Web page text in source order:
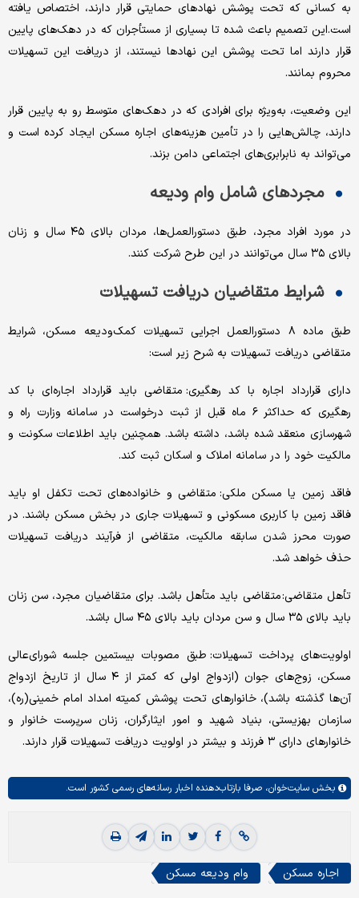
به کسانی که تحت پوشش نهادهای حمایتی قرار دارند، اختصاص یافته
است.این تصمیم باعث شده تا بسیاری از مستأجران که در دهک‌های پایین
قرار دارند اما تحت پوشش این نهادها نیستند، از دریافت این تسهیلات
محروم بمانند.
این وضعیت، به‌ویژه برای افرادی که در دهک‌های متوسط رو به پایین قرار
دارند، چالش‌هایی را در تأمین هزینه‌های اجاره مسکن ایجاد کرده است و
می‌تواند به نابرابری‌های اجتماعی دامن بزند.
مجردهای شامل وام ودیعه
در مورد افراد مجرد، طبق دستورالعمل‌ها، مردان بالای ۴۵ سال و زنان
بالای ۳۵ سال می‌توانند در این طرح شرکت کنند.
شرایط متقاضیان دریافت تسهیلات
طبق ماده ۸ دستورالعمل اجرایی تسهیلات کمک‌ودیعه مسکن، شرایط
متقاضی دریافت تسهیلات به شرح زیر است:
دارای قرارداد اجاره با کد رهگیری: متقاضی باید قرارداد اجاره‌ای با کد
رهگیری که حداکثر ۶ ماه قبل از ثبت درخواست در سامانه وزارت راه و
شهرسازی منعقد شده باشد، داشته باشد. همچنین باید اطلاعات سکونت و
مالکیت خود را در سامانه املاک و اسکان ثبت کند.
فاقد زمین یا مسکن ملکی: متقاضی و خانواده‌های تحت تکفل او باید
فاقد زمین با کاربری مسکونی و تسهیلات جاری در بخش مسکن باشند. در
صورت محرز شدن سابقه مالکیت، متقاضی از فرآیند دریافت تسهیلات
حذف خواهد شد.
تأهل متقاضی: متقاضی باید متأهل باشد. برای متقاضیان مجرد، سن زنان
باید بالای ۳۵ سال و سن مردان باید بالای ۴۵ سال باشد.
اولویت‌های پرداخت تسهیلات: طبق مصوبات بیستمین جلسه شورای‌عالی
مسکن، زوج‌های جوان (ازدواج اولی که کمتر از ۴ سال از تاریخ ازدواج
آن‌ها گذشته باشد)، خانوارهای تحت پوشش کمیته امداد امام خمینی(ره)،
سازمان بهزیستی، بنیاد شهید و امور ایثارگران، زنان سرپرست خانوار و
خانوارهای دارای ۳ فرزند و بیشتر در اولویت دریافت تسهیلات قرار دارند.
بخش سایت‌خوان، صرفا بازتاب‌دهنده اخبار رسانه‌های رسمی کشور است.
اجاره مسکن وام ودیعه مسکن